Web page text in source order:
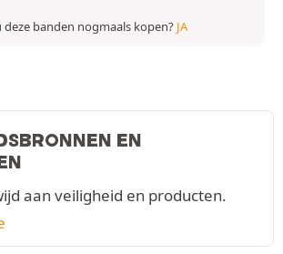
deze banden nogmaals kopen? JA
EN
aan veiligheid en producten.